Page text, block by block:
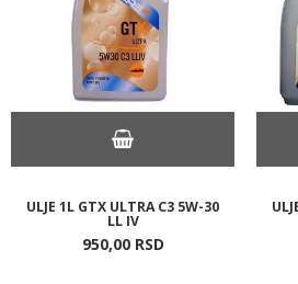
ULJE 1L GTX ULTRA C3 5W-30
LL IV
950,00 RSD